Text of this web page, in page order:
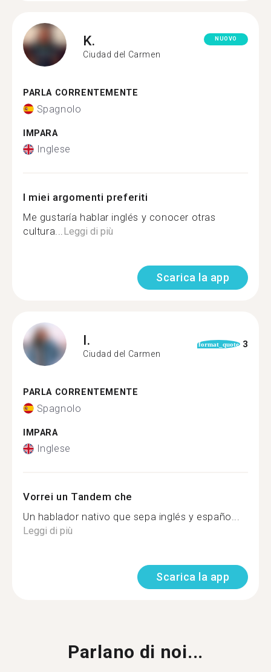
K.
Ciudad del Carmen
NUOVO
PARLA CORRENTEMENTE
Spagnolo
IMPARA
Inglese
I miei argomenti preferiti
Me gustaría hablar inglés y conocer otras
cultura...Leggi di più
Scarica la app
I.
Ciudad del Carmen
format_quote 3
PARLA CORRENTEMENTE
Spagnolo
IMPARA
Inglese
Vorrei un Tandem che
Un hablador nativo que sepa inglés y españo...
Leggi di più
Scarica la app
Parlano di noi...